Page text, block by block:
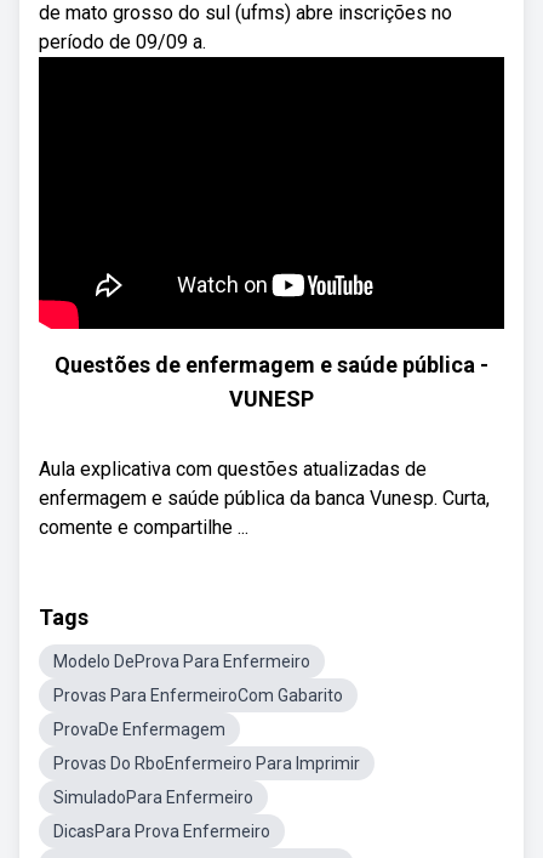
de mato grosso do sul (ufms) abre inscrições no
período de 09/09 a.
Questões de enfermagem e saúde pública -
VUNESP
Aula explicativa com questões atualizadas de
enfermagem e saúde pública da banca Vunesp. Curta,
comente e compartilhe ...
Tags
Modelo DeProva Para Enfermeiro
Provas Para EnfermeiroCom Gabarito
ProvaDe Enfermagem
Provas Do RboEnfermeiro Para Imprimir
SimuladoPara Enfermeiro
DicasPara Prova Enfermeiro